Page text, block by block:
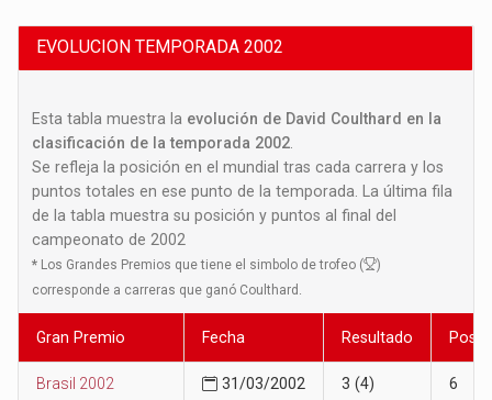
EVOLUCION TEMPORADA 2002
Esta tabla muestra la evolución de David Coulthard en la
clasificación de la temporada 2002
Se refleja la posición en el mundial tras cada carrera y los
puntos totales en ese punto de la temporada. La última fila
de la tabla muestra su posición y puntos al final del
campeonato de 2002
* Los Grandes Premios que tiene el simbolo de trofeo (
)
corresponde a carreras que ganó Coulthard.
Gran Premio Fecha Resultado
Brasil 2002 31/03/2002 3 (4) 6